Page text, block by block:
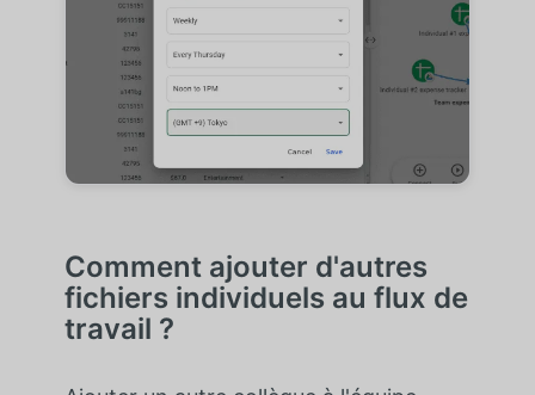
Comment ajouter d'autres
fichiers individuels au flux de
travail ?